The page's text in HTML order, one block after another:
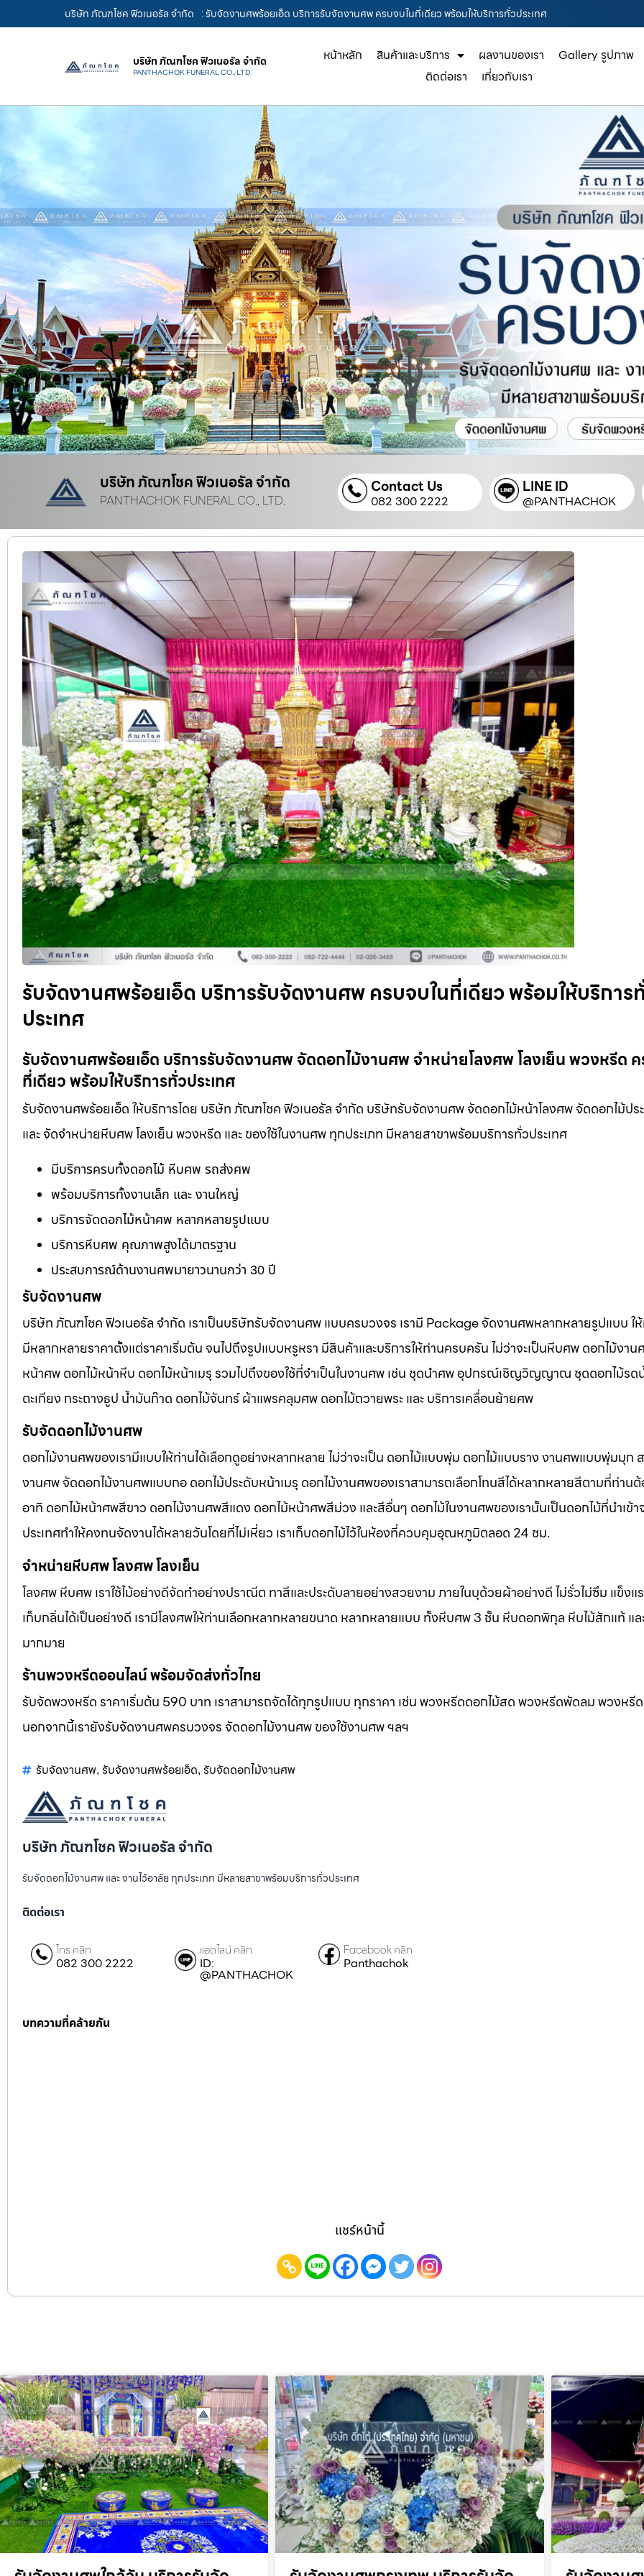
บริษัท ภัณฑโชค ฟิวเนอรัล จำกัด : รับจัดงานศพร้อยเอ็ด บริการรับจัดงานศพ ครบจบในที่เดียว พร้อมให้บริการทั่วประเทศ
บริษัท ภัณฑโชค ฟิวเนอรัล จำกัด
PANTHACHOK FUNERAL CO., LTD.
หน้าหลัก สินค้าและบริการ ผลงานของเรา
Gallery รูปภาพ
ติดต่อเรา
เกี่ยวกับเรา
บริษัท ภัณฑโชค ฟิวเนอรัล จำกัด
PANTHACHOK FUNERAL CO., LTD.
Contact Us
082 300 2222
LINE ID
@PANTHACHOK
รับจัดงานศพร้อยเอ็ด บริการรับจัดงานศพ ครบจบในที่เดียว พร้อมให้บริการ
ประเทศ
รับจัดงานศพร้อยเอ็ด บริการรับจัดงานศพ จัดดอกไม้งานศพ จำหน่ายโลงศพ โลงเย็น พวงหรีด
ที่เดียว พร้อมให้บริการทั่วประเทศ
รับจัดงานศพร้อยเอ็ด ให้บริการโดย บริษัท ภัณฑโชค ฟิวเนอรัล จำกัด บริษัทรับจัดงานศพ จัดดอกไม้หน้าโลงศพ จัดดอกไม้ปร
และ จัดจำหน่ายหีบศพ โลงเย็น พวงหรีด และ ของใช้ในงานศพ ทุกประเภท มีหลายสาขาพร้อมบริการทั่วประเทศ
มีบริการครบทั้งดอกไม้ หีบศพ รถส่งศพ
พร้อมบริการทั้งงานเล็ก และ งานใหญ่
บริการจัดดอกไม้หน้าศพ หลากหลายรูปแบบ
บริการหีบศพ คุณภาพสูงได้มาตรฐาน
ประสบการณ์ด้านงานศพมายาวนานกว่า 30 ปี
รับจัดงานศพ
บริษัท ภัณฑโชค ฟิวเนอรัล จำกัด เราเป็นบริษัทรับจัดงานศพ แบบครบวงจร เรามี Package จัดงานศพหลากหลายรูปแบบ ใ
มีหลากหลายราคาตั้งแต่ราคาเริ่มต้น จนไปถึงรูปแบบหรูหรา มีสินค้าและบริการให้ท่านครบครัน ไม่ว่าจะเป็นหีบศพ ดอกไม้งา
หน้าศพ ดอกไม้หน้าหีบ ดอกไม้หน้าเมรุ รวมไปถึงของใช้ที่จำเป็นในงานศพ เช่น ชุดนำศพ อุปกรณ์เชิญวิญญาณ ชุดดอกไม้รด
ตะเกียง กระถางธูป น้ำมันก๊าด ดอกไม้จันทร์ ผ้าแพรคลุมศพ ดอกไม้ถวายพระ และ บริการเคลื่อนย้ายศพ
รับจัดดอกไม้งานศพ
ดอกไม้งานศพของเรามีแบบให้ท่านได้เลือกดูอย่างหลากหลาย ไม่ว่าจะเป็น ดอกไม้แบบพุ่ม ดอกไม้แบบราง งานศพแบบพุ่มมุก
งานศพ จัดดอกไม้งานศพแบบกอ ดอกไม้ประดับหน้าเมรุ ดอกไม้งานศพของเราสามารถเลือกโทนสีได้หลากหลายสีตามที่ท่าน
อาทิ ดอกไม้หน้าศพสีขาว ดอกไม้งานศพสีแดง ดอกไม้หน้าศพสีม่วง และสีอื่นๆ ดอกไม้ในงานศพของเรานั้นเป็นดอกไม้ที่นำเข้า
ประเทศทำให้คงทนจัดงานได้หลายวันโดยที่ไม่เหี่ยว เราเก็บดอกไม้ไว้ในห้องที่ควบคุมอุณหภูมิตลอด 24 ชม.
จำหน่ายหีบศพ โลงศพ โลงเย็น
โลงศพ หีบศพ เราใช้ไม้อย่างดีจัดทำอย่างปราณีต ทาสีและประดับลายอย่างสวยงาม ภายในบุด้วยผ้าอย่างดี ไม่รั่วไม่ซึม แข็งแ
เก็บกลิ่นได้เป็นอย่างดี เรามีโลงศพให้ท่านเลือกหลากหลายขนาด หลากหลายแบบ ทั้งหีบศพ 3 ชั้น หีบดอกพิกุล หีบไม้สักแท้ แ
มากมาย
ร้านพวงหรีดออนไลน์ พร้อมจัดส่งทั่วไทย
รับจัดพวงหรีด ราคาเริ่มต้น 590 บาท เราสามารถจัดได้ทุกรูปแบบ ทุกราคา เช่น พวงหรีดดอกไม้สด พวงหรีดพัดลม พวงหรี
นอกจากนี้เรายังรับจัดงานศพครบวงจร จัดดอกไม้งานศพ ของใช้งานศพ ฯลฯ
รับจัดงานศพ, รับจัดงานศพร้อยเอ็ด, รับจัดดอกไม้งานศพ
บริษัท ภัณฑโชค ฟิวเนอรัล จำกัด
รับจัดดอกไม้งานศพ และ งานไว้อาลัย ทุกประเภท มีหลายสาขาพร้อมบริการทั่วประเทศ
ติดต่อเรา
โทร คลิก
082 300 2222
แอดไลน์ คลิก
ID:
@PANTHACHOK
Facebook คลิก
Panthachok
บทความที่คล้ายกัน
แชร์หน้านี้